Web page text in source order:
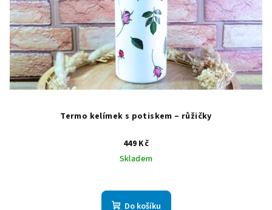
Termo kelímek s potiskem – růžičky
449 Kč
Skladem
Do košíku